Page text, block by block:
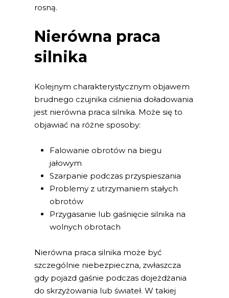
rosną.
Nierówna praca
silnika
Kolejnym charakterystycznym objawem
brudnego czujnika ciśnienia doładowania
jest nierówna praca silnika. Może się to
objawiać na różne sposoby:
Falowanie obrotów na biegu
jałowym
Szarpanie podczas przyspieszania
Problemy z utrzymaniem stałych
obrotów
Przygasanie lub gaśnięcie silnika na
wolnych obrotach
Nierówna praca silnika może być
szczególnie niebezpieczna, zwłaszcza
gdy pojazd gaśnie podczas dojeżdżania
do skrzyżowania lub świateł. W takiej